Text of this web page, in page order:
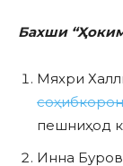
Бахши
Мяхри
пешниҳод
Инна